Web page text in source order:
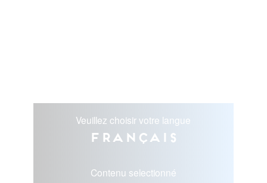
Veuillez choisir votre langue
Français
Contenu selectionné